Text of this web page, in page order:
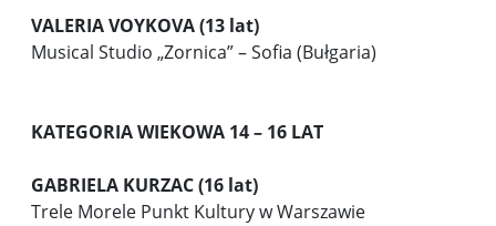
VALERIA VOYKOVA (13 lat)
Musical Studio „Zornica” – Sofia (Bułgaria)
KATEGORIA WIEKOWA 14 – 16 LAT
GABRIELA KURZAC (16 lat)
Trele Morele Punkt Kultury w Warszawie